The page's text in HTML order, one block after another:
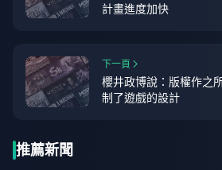
計畫進度加快
下一頁
櫻井政博說：版權作之
制了遊戲的設計
推薦新聞